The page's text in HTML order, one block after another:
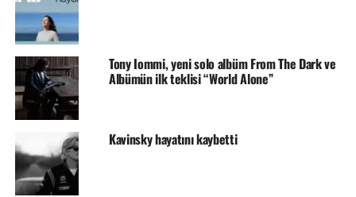
Tony Iommi, yeni solo albüm From The Dark ve
Albümün ilk teklisi “World Alone”
Kavinsky hayatını kaybetti